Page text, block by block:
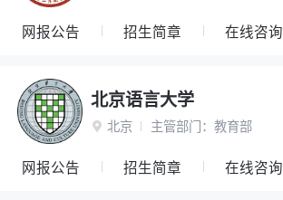
网报公告 招生简章 在线咨询
北京语言大学
 北京 主管部门： 教育部
网报公告 招生简章 在线咨询